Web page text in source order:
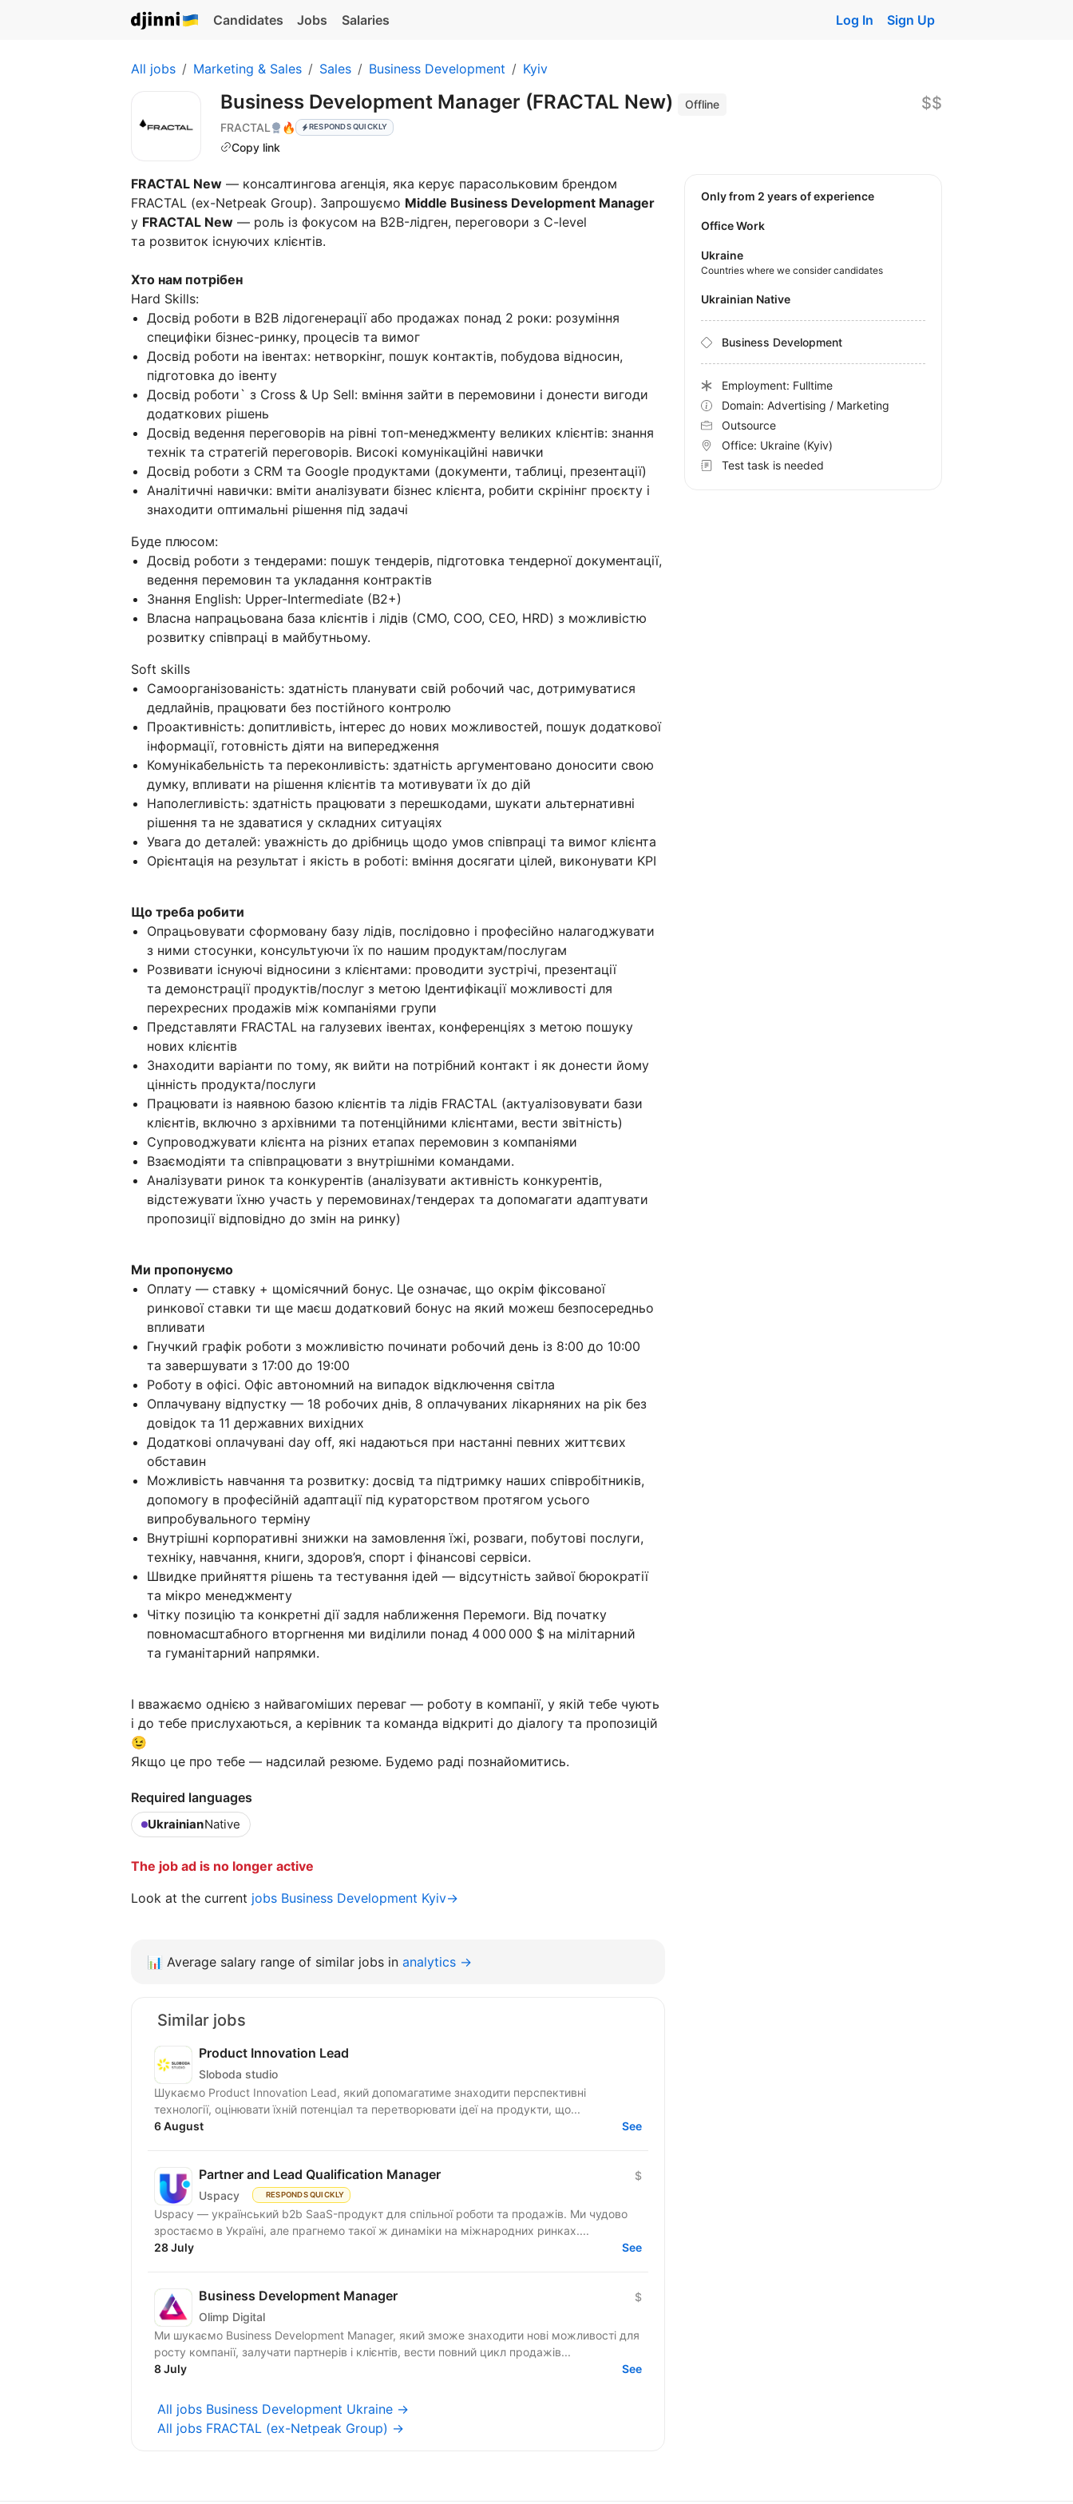
Candidates Jobs Salaries Log In Sign Up
All jobs Marketing & Sales Sales Business Development Kyiv
Business Development Manager (FRACTAL New)
Offline
FRACTAL
🔥 RESPONDS QUICKLY
Copy link
$$
FRACTAL New — консалтингова агенція, яка керує парасольковим брендом
FRACTAL (ex-Netpeak Group). Запрошуємо Middle Business Development Manager
у FRACTAL New — роль із фокусом на B2B-лідген, переговори з C-level
та розвиток існуючих клієнтів.
Хто нам потрібен
Hard Skills:
Досвід роботи в B2B лідогенерації або продажах понад 2 роки: розуміння
специфіки бізнес-ринку, процесів та вимог
Досвід роботи на івентах: нетворкінг, пошук контактів, побудова відносин,
підготовка до івенту
Досвід роботи` з Cross & Up Sell: вміння зайти в перемовини і донести вигоди
додаткових рішень
Досвід ведення переговорів на рівні топ-менеджменту великих клієнтів: знання
технік та стратегій переговорів. Високі комунікаційні навички
Досвід роботи з CRM та Google продуктами (документи, таблиці, презентації)
Аналітичні навички: вміти аналізувати бізнес клієнта, робити скрінінг проєкту і
знаходити оптимальні рішення під задачі
Буде плюсом:
Досвід роботи з тендерами: пошук тендерів, підготовка тендерної документації,
ведення перемовин та укладання контрактів
Знання English: Upper-Intermediate (B2+)
Власна напрацьована база клієнтів і лідів (СМО, СОО, СЕО, HRD) з можливістю
розвитку співпраці в майбутньому.
Soft skills
Самоорганізованість: здатність планувати свій робочий час, дотримуватися
дедлайнів, працювати без постійного контролю
Проактивність: допитливість, інтерес до нових можливостей, пошук додаткової
інформації, готовність діяти на випередження
Комунікабельність та переконливість: здатність аргументовано доносити свою
думку, впливати на рішення клієнтів та мотивувати їх до дій
Наполегливість: здатність працювати з перешкодами, шукати альтернативні
рішення та не здаватися у складних ситуаціях
Увага до деталей: уважність до дрібниць щодо умов співпраці та вимог клієнта
Орієнтація на результат і якість в роботі: вміння досягати цілей, виконувати KPI
Що треба робити
Опрацьовувати сформовану базу лідів, послідовно і професійно налагоджувати
з ними стосунки, консультуючи їх по нашим продуктам/послугам
Розвивати існуючі відносини з клієнтами: проводити зустрічі, презентації
та демонстрації продуктів/послуг з метою Ідентифікації можливості для
перехресних продажів між компаніями групи
Представляти FRACTAL на галузевих івентах, конференціях з метою пошуку
нових клієнтів
Знаходити варіанти по тому, як вийти на потрібний контакт і як донести йому
цінність продукта/послуги
Працювати із наявною базою клієнтів та лідів FRACTAL (актуалізовувати бази
клієнтів, включно з архівними та потенційними клієнтами, вести звітність)
Супроводжувати клієнта на різних етапах перемовин з компаніями
Взаємодіяти та співпрацювати з внутрішніми командами.
Аналізувати ринок та конкурентів (аналізувати активність конкурентів,
відстежувати їхню участь у перемовинах/тендерах та допомагати адаптувати
пропозиції відповідно до змін на ринку)
Ми пропонуємо
Оплату — ставку + щомісячний бонус. Це означає, що окрім фіксованої
ринкової ставки ти ще маєш додатковий бонус на який можеш безпосередньо
впливати
Гнучкий графік роботи з можливістю починати робочий день із 8:00 до 10:00
та завершувати з 17:00 до 19:00
Роботу в офісі. Офіс автономний на випадок відключення світла
Оплачувану відпустку — 18 робочих днів, 8 оплачуваних лікарняних на рік без
довідок та 11 державних вихідних
Додаткові оплачувані day off, які надаються при настанні певних життєвих
обставин
Можливість навчання та розвитку: досвід та підтримку наших співробітників,
допомогу в професійній адаптації під кураторством протягом усього
випробувального терміну
Внутрішні корпоративні знижки на замовлення їжі, розваги, побутові послуги,
техніку, навчання, книги, здоров’я, спорт і фінансові сервіси.
Швидке прийняття рішень та тестування ідей — відсутність зайвої бюрократії
та мікро менеджменту
Чітку позицію та конкретні дії задля наближення Перемоги. Від початку
повномасштабного вторгнення ми виділили понад 4 000 000 $ на мілітарний
та гуманітарний напрямки.
І вважаємо однією з найвагоміших переваг — роботу в компанії, у якій тебе чують
і до тебе прислухаються, а керівник та команда відкриті до діалогу та пропозицій
😉
Якщо це про тебе — надсилай резюме. Будемо раді познайомитись.
Required languages
UkrainianNative
The job ad is no longer active
Look at the current jobs Business Development Kyiv→
Only from 2 years of experience
Office Work
Ukraine
Countries where we consider candidates
Ukrainian Native
Business Development
Employment: Fulltime
Domain: Advertising / Marketing
Outsource
Office: Ukraine (Kyiv)
Test task is needed
📊 Average salary range of similar jobs in analytics →
Similar jobs
Product Innovation Lead
Sloboda studio
Шукаємо Product Innovation Lead, який допомагатиме знаходити перспективні
технології, оцінювати їхній потенціал та перетворювати ідеї на продукти, що...
6 August
See
Partner and Lead Qualification Manager
Uspacy RESPONDS QUICKLY
$
Uspacy — український b2b SaaS-продукт для спільної роботи та продажів. Ми чудово
зростаємо в Україні, але прагнемо такої ж динаміки на міжнародних ринках....
28 July
See
Business Development Manager
Olimp Digital
$
Ми шукаємо Business Development Manager, який зможе знаходити нові можливості для
росту компанії, залучати партнерів і клієнтів, вести повний цикл продажів...
8 July
See
All jobs Business Development Ukraine →
All jobs FRACTAL (ex-Netpeak Group) →